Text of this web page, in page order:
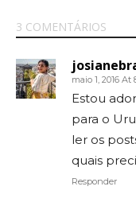
3 COMENTÁRIOS
maio 1, 2016 At
Estou
para o
ler os
quais
Responder